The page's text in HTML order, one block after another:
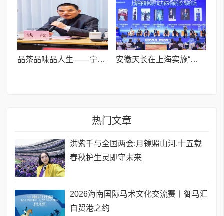
品茶品味品人生——宁波市委党校首邀钱政讲授千年茶文化 安徽天长在上海实施“商会联谊+政府招商”创新之举
热门文章
洪紫千与全国两会:月镜照山河,十五载
春秋护生灵即守未来
2026海南国际马术文化交流赛丨御马汇
自贸港之约